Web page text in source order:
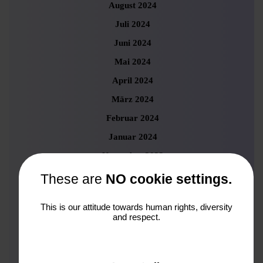
August 2024
Juli 2024
Juni 2024
Mai 2024
April 2024
März 2024
Februar 2024
Januar 2024
November 2023
Oktober 2023
August 2023
These are NO cookie settings.
This is our attitude towards human rights, diversity
and respect.